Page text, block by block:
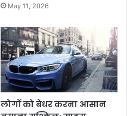
May 11, 2026
लोगों को बेधर करना आसान